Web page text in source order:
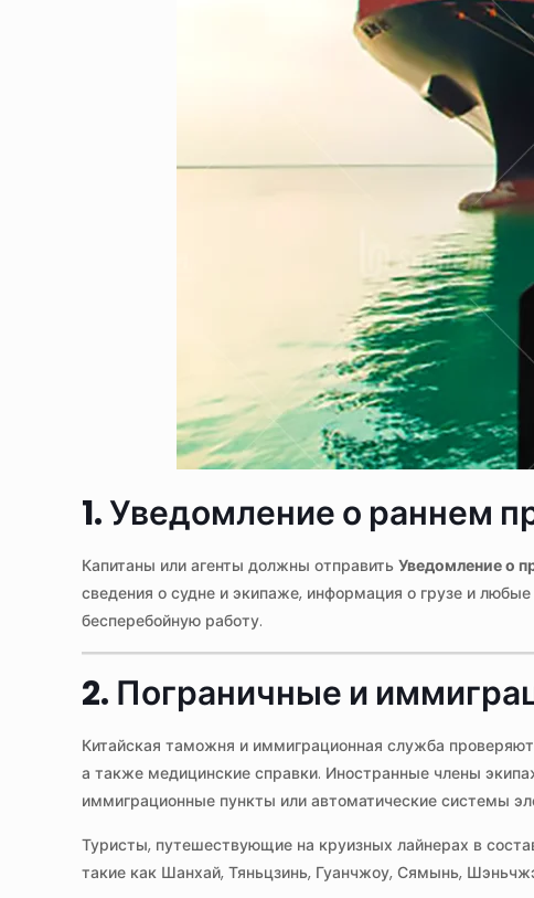
1. Уведомление о раннем
Капитаны или агенты должны отправитьУведомление о
сведения о судне и экипаже, информация о грузе и
бесперебойную работу.
2. Пограничные и
Китайская таможня и иммиграционная служба
а также медицинские справки. Иностранные члены
иммиграционные пункты или автоматические системы
Туристы, путешествующие на круизных лайнерах в
такие как Шанхай, Тяньцзинь, Гуанчжоу, Сямынь,